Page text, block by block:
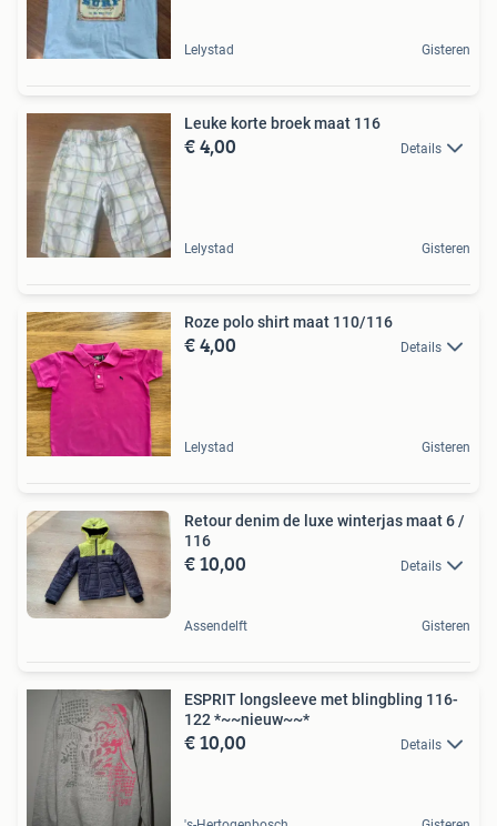
Lelystad Gisteren
Leuke korte broek maat 116
€ 4,00 Details
Lelystad Gisteren
Roze polo shirt maat 110/116
€ 4,00 Details
Lelystad Gisteren
Retour denim de luxe winterjas maat 6 /
116
€ 10,00 Details
Assendelft Gisteren
ESPRIT longsleeve met blingbling 116-
122 *~~nieuw~~*
€ 10,00 Details